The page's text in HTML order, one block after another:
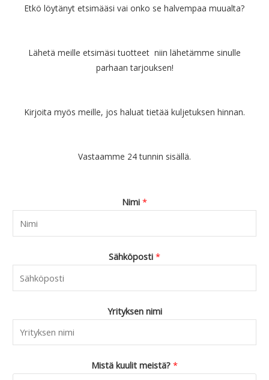
Etkö löytänyt etsimääsi vai onko se halvempaa muualta?
Lähetä meille etsimäsi tuotteet niin lähetämme sinulle
parhaan tarjouksen!
Kirjoita myös meille, jos haluat tietää kuljetuksen hinnan.
Vastaamme 24 tunnin sisällä.
Nimi *
Sähköposti *
Yrityksen nimi
Mistä kuulit meistä? *